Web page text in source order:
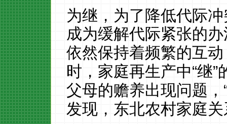
为继，为了降低代际
成为缓解代际紧张的
依然保持着频繁的互动
时，家庭再生产中“继
父母的赡养出现问题，
发现，东北农村家庭